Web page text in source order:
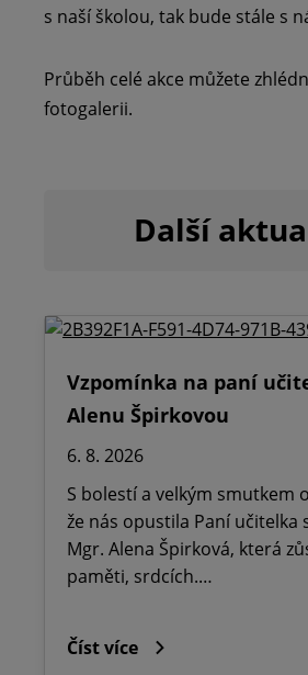
s naší školou, tak bude stále s
Průběh celé akce můžete
fotogalerii.
Další
Vzpomínka na paní
Alenu Špirkovou
6. 8. 2026
S bolestí a velkým smutkem
že nás opustila Paní učitelka
Mgr. Alena Špirková, která
paměti, srdcích.…
Číst více